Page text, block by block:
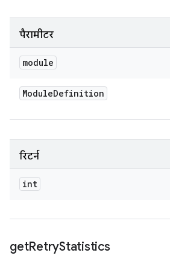
पैरामीटर
module
ModuleDefinition
रिटर्न
int
getRetryStatistics